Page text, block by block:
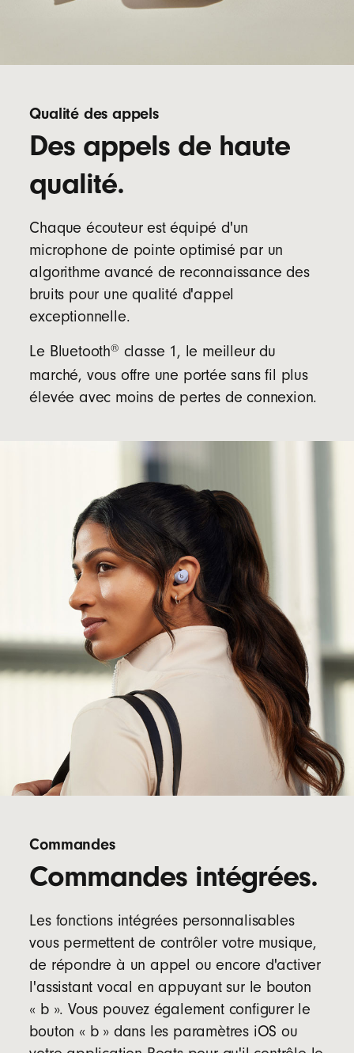
Qualité des appels
Des appels de haute
qualité.
Chaque écouteur est équipé d'un
microphone de pointe optimisé par un
algorithme avancé de reconnaissance des
bruits pour une qualité d'appel
exceptionnelle.
Le Bluetooth® classe 1, le meilleur du
marché, vous offre une portée sans fil plus
élevée avec moins de pertes de connexion.
Commandes
Commandes intégrées.
Les fonctions intégrées personnalisables
vous permettent de contrôler votre musique,
de répondre à un appel ou encore d'activer
l'assistant vocal en appuyant sur le bouton
« b ». Vous pouvez également configurer le
bouton « b » dans les paramètres iOS ou